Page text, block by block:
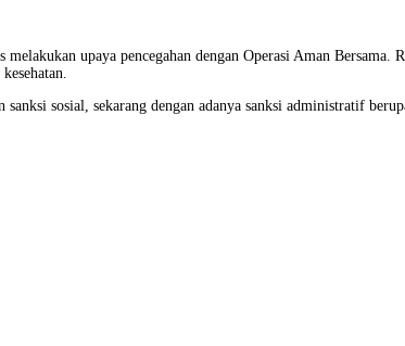
upaya pencegahan dengan Operasi Aman Bersama.
sosial, sekarang dengan adanya sanksi administratif